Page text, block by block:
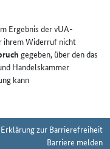
Ergebnis der vUA-
ihrem Widerruf nicht
gegeben, über den das
Handelskammer
kann
Erklärung zur Barrierefreiheit
Barriere melden